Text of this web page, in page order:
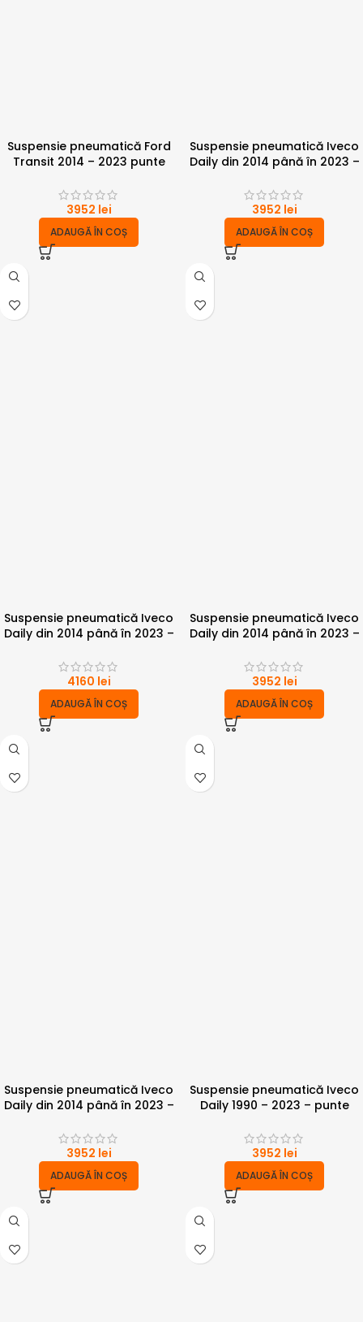
Suspensie pneumatică Ford
Transit 2014 – 2023 punte
3952 lei
ADAUGĂ ÎN COȘ
Suspensie pneumatică Iveco
Daily din 2014 până în 2023 –
3952 lei
ADAUGĂ ÎN COȘ
Suspensie pneumatică Iveco
Daily din 2014 până în 2023 –
compresor
4160 lei
ADAUGĂ ÎN COȘ
Suspensie pneumatică Iveco
Daily din 2014 până în 2023 –
3952 lei
ADAUGĂ ÎN COȘ
Suspensie pneumatică Iveco
Daily din 2014 până în 2023 –
compresor
3952 lei
ADAUGĂ ÎN COȘ
Suspensie pneumatică Iveco
Daily 1990 – 2023 – punte
3952 lei
ADAUGĂ ÎN COȘ